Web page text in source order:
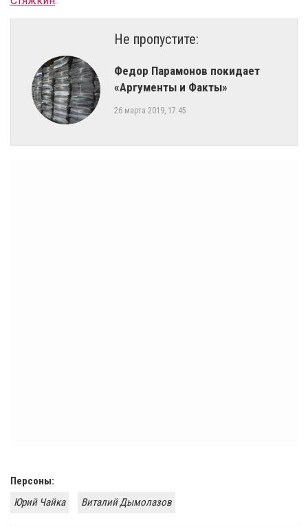
Не пропустите:
Федор Парамонов покидает
«Аргументы и Факты»
26 марта 2019, 17:45
Персоны:
Юрий Чайка
Виталий Дымолазов